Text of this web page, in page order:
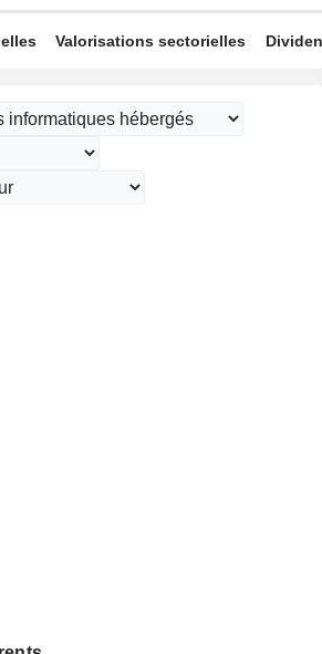
Valorisations sectorielles